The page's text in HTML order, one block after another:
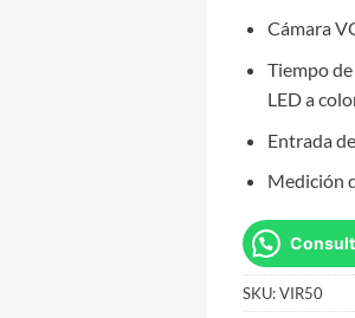
Cámara
Tiempo
LED a
Entrada
Medición
SKU:VIR50